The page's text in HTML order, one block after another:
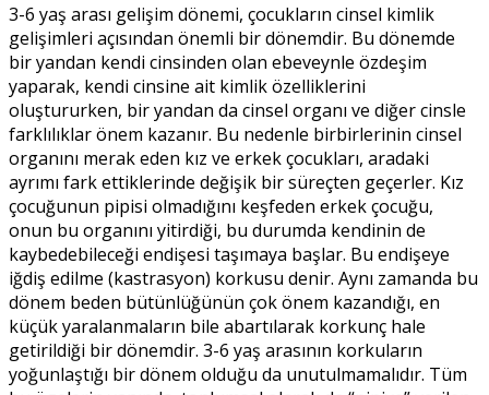
3-6 yaş arası gelişim dönemi, çocukların cinsel kimlik
gelişimleri açısından önemli bir dönemdir. Bu dönemde
bir yandan kendi cinsinden olan ebeveynle özdeşim
yaparak, kendi cinsine ait kimlik özelliklerini
oluştururken, bir yandan da cinsel organı ve diğer cinsle
farklılıklar önem kazanır. Bu nedenle birbirlerinin cinsel
organını merak eden kız ve erkek çocukları, aradaki
ayrımı fark ettiklerinde değişik bir süreçten geçerler. Kız
çocuğunun pipisi olmadığını keşfeden erkek çocuğu,
onun bu organını yitirdiği, bu durumda kendinin de
kaybedebileceği endişesi taşımaya başlar. Bu endişeye
iğdiş edilme (kastrasyon) korkusu denir. Aynı zamanda bu
dönem beden bütünlüğünün çok önem kazandığı, en
küçük yaralanmaların bile abartılarak korkunç hale
getirildiği bir dönemdir. 3-6 yaş arasının korkuların
yoğunlaştığı bir dönem olduğu da unutulmamalıdır. Tüm